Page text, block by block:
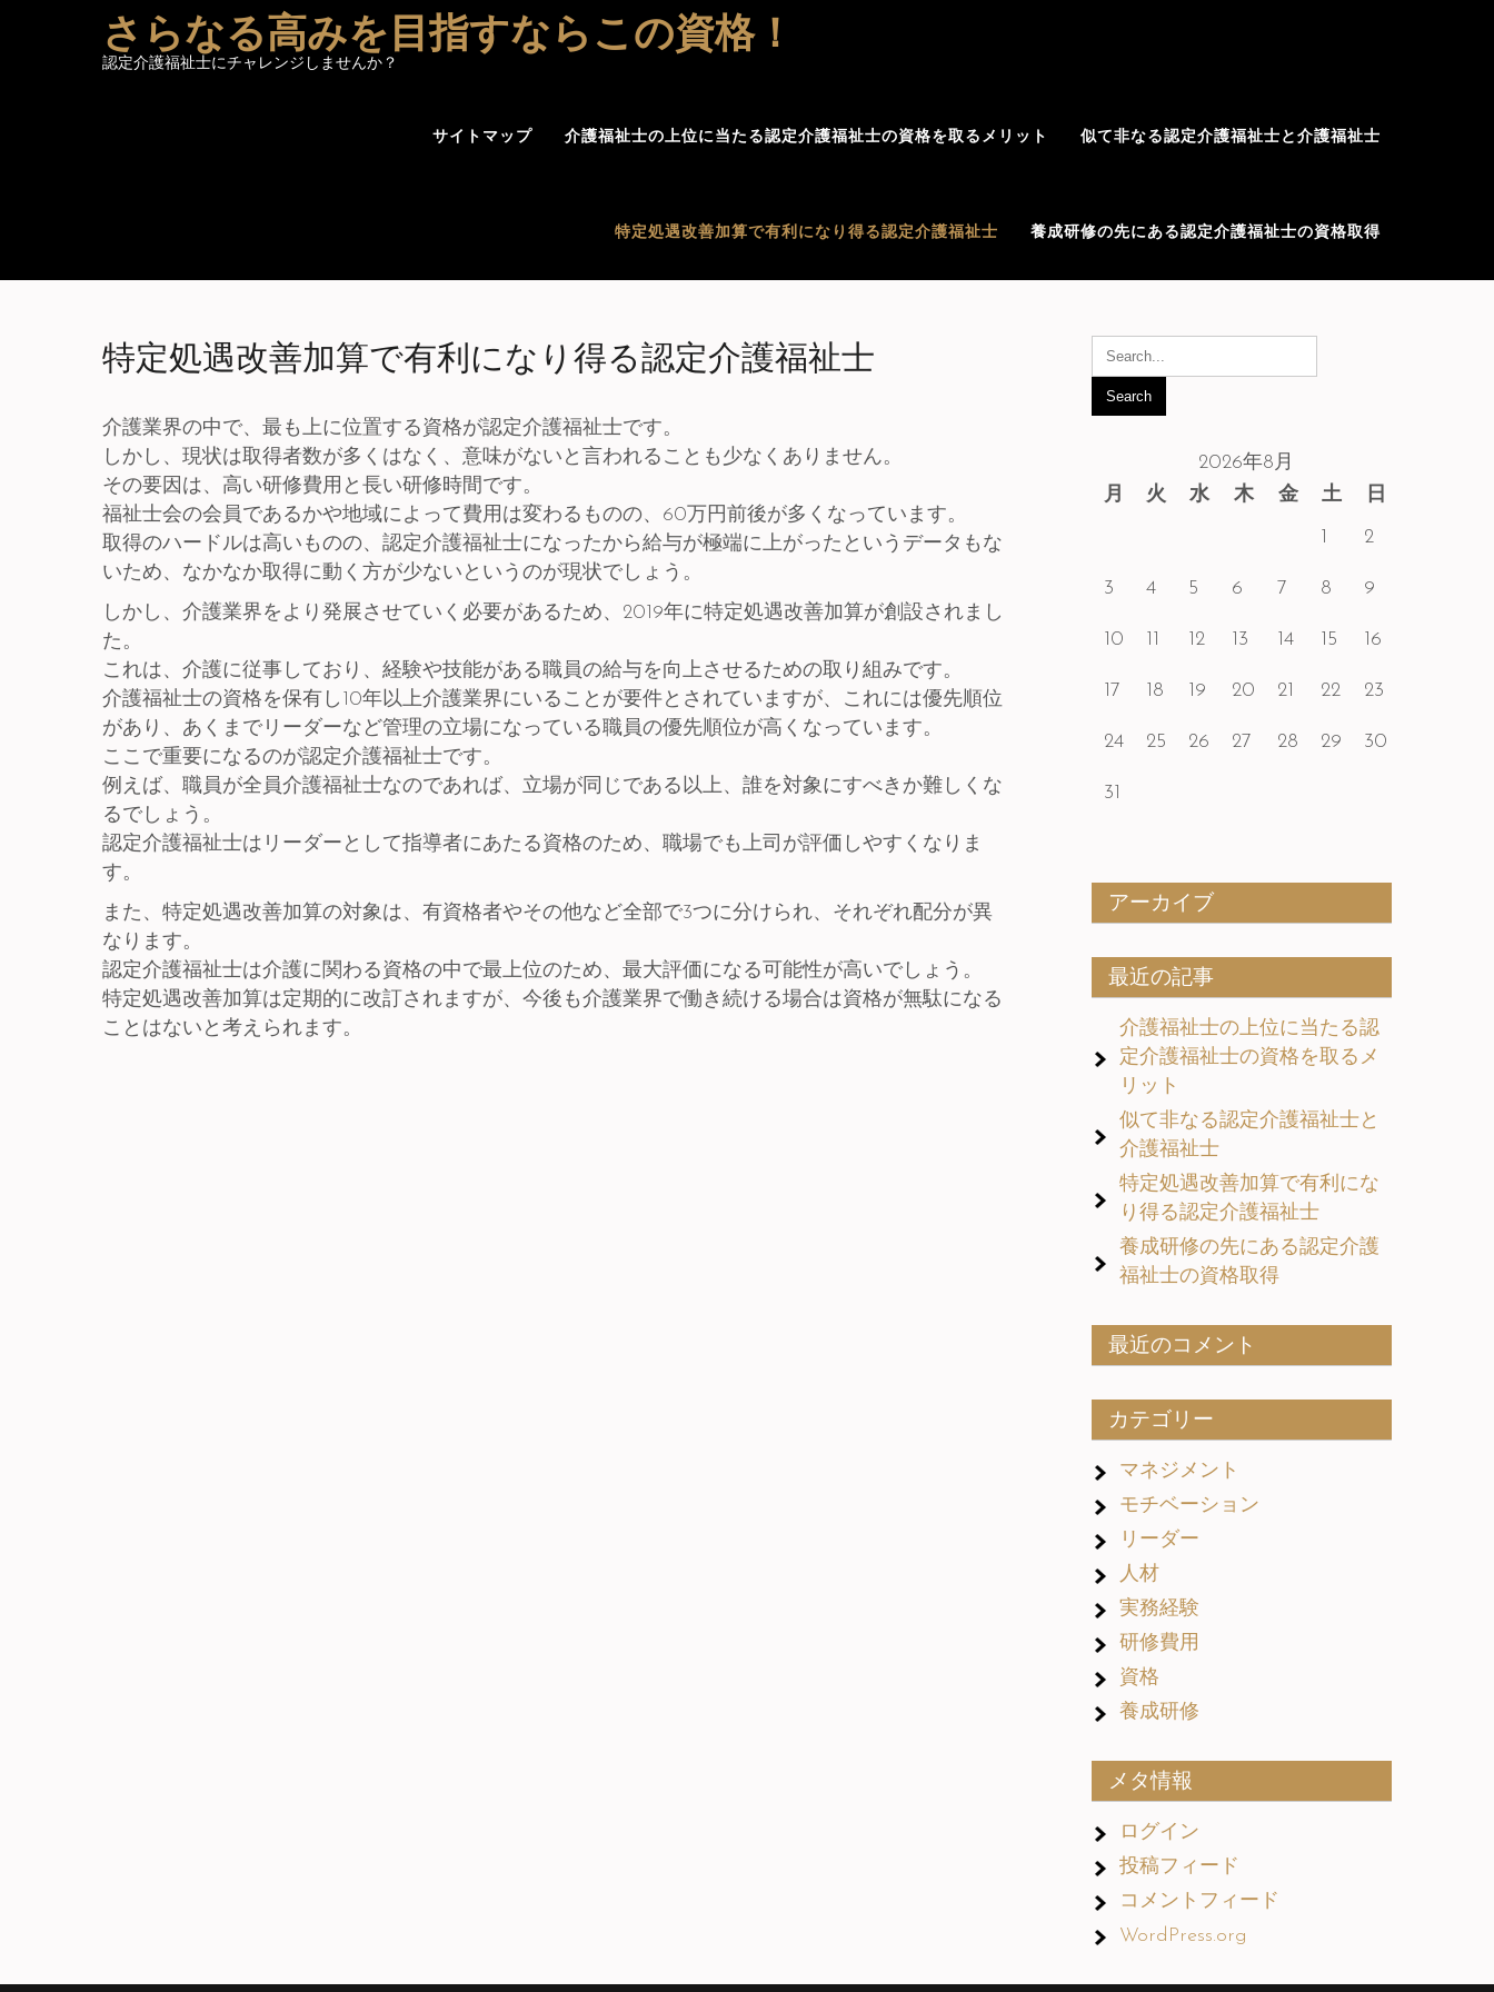
さらなる高みを目指すならこの資格！
認定介護福祉士にチャレンジしませんか？
サイトマップ 介護福祉士の上位に当たる認定介護福祉士の資格を取るメリット 似て非なる認定介護福祉士と介護福祉士
特定処遇改善加算で有利になり得る認定介護福祉士 養成研修の先にある認定介護福祉士の資格取得
特定処遇改善加算で有利になり得る認定介護福祉士
介護業界の中で、最も上に位置する資格が認定介護福祉士です。
しかし、現状は取得者数が多くはなく、意味がないと言われることも少なくありません。
その要因は、高い研修費用と長い研修時間です。
福祉士会の会員であるかや地域によって費用は変わるものの、60万円前後が多くなっています。
取得のハードルは高いものの、認定介護福祉士になったから給与が極端に上がったというデータもな
いため、なかなか取得に動く方が少ないというのが現状でしょう。
しかし、介護業界をより発展させていく必要があるため、2019年に特定処遇改善加算が創設されまし
た。
これは、介護に従事しており、経験や技能がある職員の給与を向上させるための取り組みです。
介護福祉士の資格を保有し10年以上介護業界にいることが要件とされていますが、これには優先順位
があり、あくまでリーダーなど管理の立場になっている職員の優先順位が高くなっています。
ここで重要になるのが認定介護福祉士です。
例えば、職員が全員介護福祉士なのであれば、立場が同じである以上、誰を対象にすべきか難しくな
るでしょう。
認定介護福祉士はリーダーとして指導者にあたる資格のため、職場でも上司が評価しやすくなりま
す。
また、特定処遇改善加算の対象は、有資格者やその他など全部で3つに分けられ、それぞれ配分が異
なります。
認定介護福祉士は介護に関わる資格の中で最上位のため、最大評価になる可能性が高いでしょう。
特定処遇改善加算は定期的に改訂されますが、今後も介護業界で働き続ける場合は資格が無駄になる
ことはないと考えられます。
2026年8月
月
火 水 木 金 土
日
1
2
3 4 5 6 7 8 9
10 11 12 13 14 15 16
17 18 19 20 21 22 23
24 25 26 27 28 29 30
31
アーカイブ
最近の記事
介護福祉士の上位に当たる認
定介護福祉士の資格を取るメ
リット
似て非なる認定介護福祉士と
介護福祉士
特定処遇改善加算で有利にな
り得る認定介護福祉士
養成研修の先にある認定介護
福祉士の資格取得
最近のコメント
カテゴリー
マネジメント
モチベーション
リーダー
人材
実務経験
研修費用
資格
養成研修
メタ情報
ログイン
投稿フィード
コメントフィード
WordPress.org